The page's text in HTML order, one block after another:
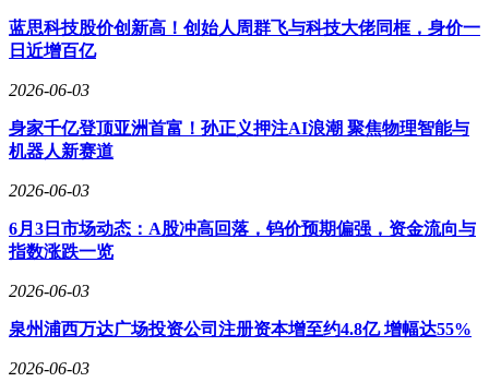
蓝思科技股价创新高！创始人周群飞与科技大佬同框，身价一
日近增百亿
2026-06-03
身家千亿登顶亚洲首富！孙正义押注AI浪潮 聚焦物理智能与
机器人新赛道
2026-06-03
6月3日市场动态：A股冲高回落，钨价预期偏强，资金流向与
指数涨跌一览
2026-06-03
泉州浦西万达广场投资公司注册资本增至约4.8亿 增幅达55%
2026-06-03